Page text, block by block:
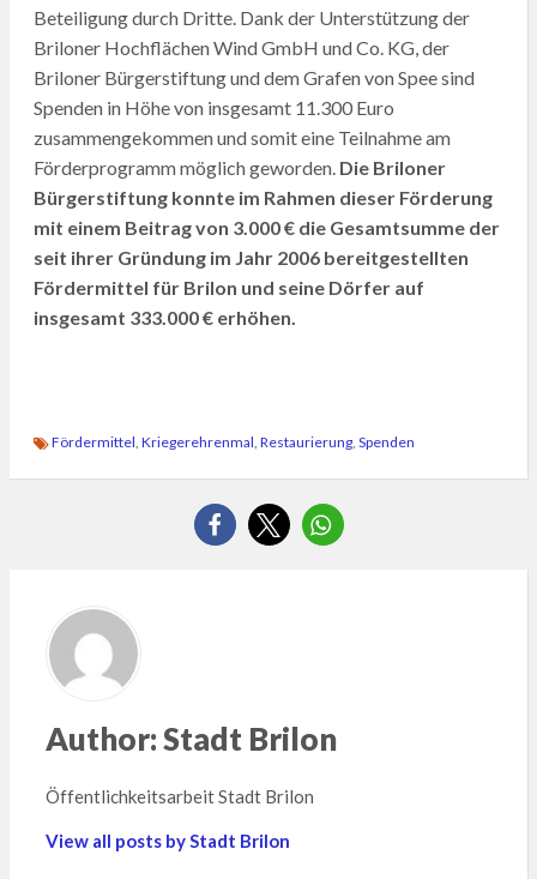
Beteiligung durch Dritte. Dank der Unterstützung der
Briloner Hochflächen Wind GmbH und Co. KG, der
Briloner Bürgerstiftung und dem Grafen von Spee sind
Spenden in Höhe von insgesamt 11.300 Euro
zusammengekommen und somit eine Teilnahme am
Förderprogramm möglich geworden. Die Briloner
Bürgerstiftung konnte im Rahmen dieser Förderung
mit einem Beitrag von 3.000 € die Gesamtsumme der
seit ihrer Gründung im Jahr 2006 bereitgestellten
Fördermittel für Brilon und seine Dörfer auf
insgesamt 333.000 € erhöhen.
Fördermittel Kriegerehrenmal Restaurierung, Spenden
Author:Stadt Brilon
Öffentlichkeitsarbeit Stadt Brilon
View all posts by Stadt Brilon